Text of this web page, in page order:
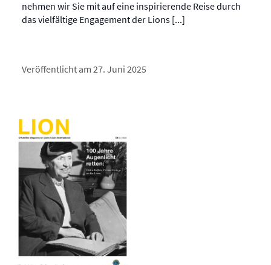
nehmen wir Sie mit auf eine inspirierende Reise durch
das vielfältige Engagement der Lions [...]
Veröffentlicht am 27. Juni 2025